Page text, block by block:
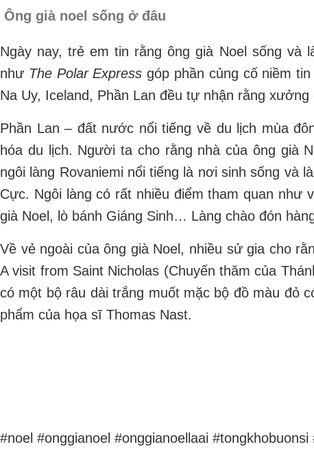
Ông già noel sống ở đâu
Ngày nay, trẻ em tin rằng ông già Noel sống và
như The Polar Express góp phần củng cố niềm
Na Uy, Iceland, Phần Lan đều tự nhận rằng
Phần Lan – đất nước nổi tiếng về du lịch mùa
hóa du lịch. Người ta cho rằng nhà của ông già
ngôi làng Rovaniemi nổi tiếng là nơi sinh sống và
Cực. Ngôi làng có rất nhiều điểm tham quan như
già Noel, lò bánh Giáng Sinh… Làng chào đón
Về vẻ ngoài của ông già Noel, nhiều sử gia cho
A visit from Saint Nicholas (Chuyến thăm của
có một bộ râu dài trắng muốt mặc bộ đồ màu đỏ
phẩm của họa sĩ Thomas Nast.
#noel #onggianoel #onggianoellaai #tongkhobuonsi